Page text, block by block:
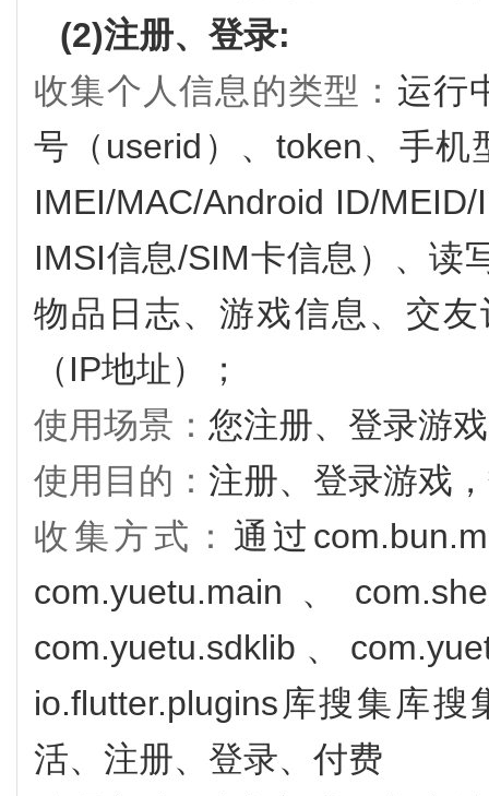
(2)注册、登录:
收集个人信息的类型： 运行
号（userid）、token、手
IMEI/MAC/Android ID/
IMSI信息/SIM卡信息）、读
物品日志、游戏信息、交
（IP地址）；
使用场景： 您注册、登录游
使用目的： 注册、登录游戏
收集方式： 通过
com.yuetu.main、
com.yuetu.sdklib、
io.flutter.plugins库搜集库
活、注册、登录、付费